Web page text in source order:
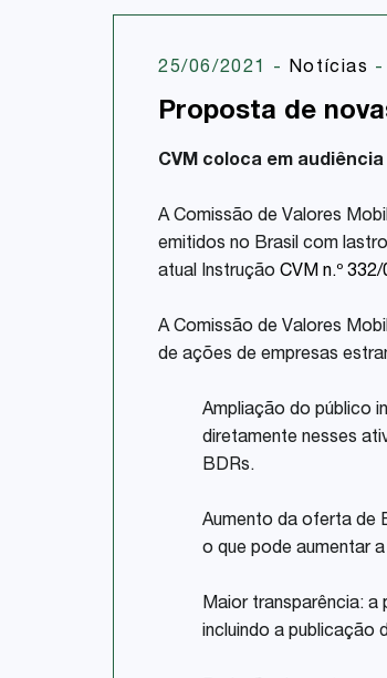
25/06/2021 - Notícias -
Proposta de
CVM coloca em
A Comissão de Valores
emitidos no Brasil com
atual Instrução CVM n.º 332/
A Comissão de Valores
de ações de empresas
Ampliação do público
diretamente nesses
BDRs.
Aumento da oferta de
o que pode aumentar
Maior transparência: a
incluindo a publicação